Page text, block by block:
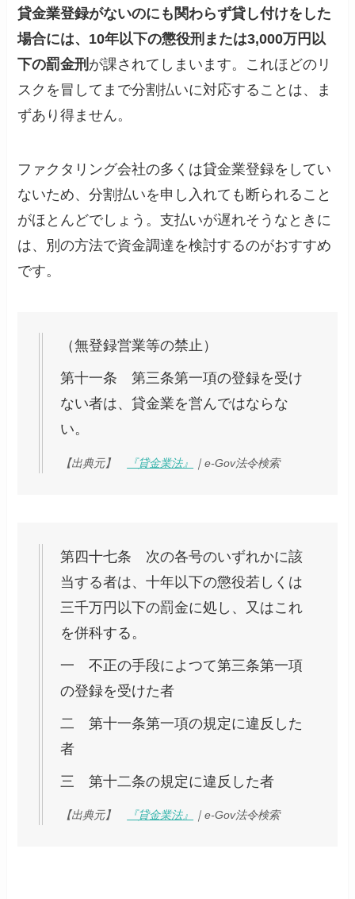
貸金業登録がないのにも関わらず貸し付けをした
場合には、10年以下の懲役刑または3,000万円以
下の罰金刑 が課されてしまいます。これほどのリ
スクを冒してまで分割払いに対応することは、ま
ずあり得ません。
ファクタリング会社の多くは貸金業登録をしてい
ないため、分割払いを申し入れても断られること
がほとんどでしょう。支払いが遅れそうなときに
は、別の方法で資金調達を検討するのがおすすめ
です。
（無登録営業等の禁止）
第十一条 第三条第一項の登録を受け
ない者は、貸金業を営んではならな
い。
【出典元】 『貸金業法』 ｜e-Gov法令検索
第四十七条 次の各号のいずれかに該
当する者は、十年以下の懲役若しくは
三千万円以下の罰金に処し、又はこれ
を併科する。
一 不正の手段によつて第三条第一項
の登録を受けた者
二 第十一条第一項の規定に違反した
者
三 第十二条の規定に違反した者
【出典元】 『貸金業法』 ｜e-Gov法令検索